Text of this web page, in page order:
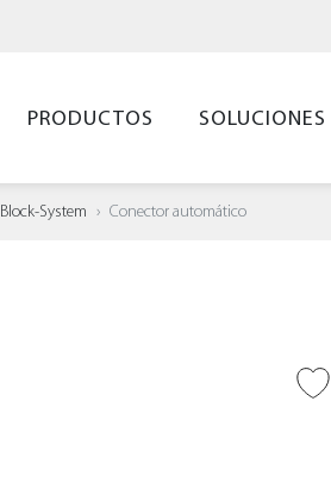
PRODUCTOS SOLUCIONES
Block-System Conector automático